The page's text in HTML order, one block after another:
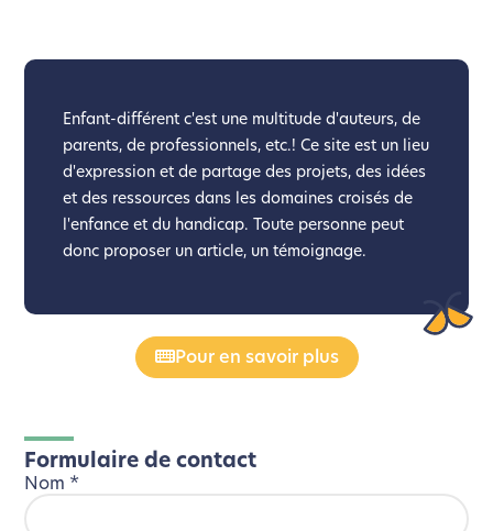
Enfant-différent c'est une multitude d'auteurs, de
parents, de professionnels, etc.! Ce site est un lieu
d'expression et de partage des projets, des idées
et des ressources dans les domaines croisés de
l'enfance et du handicap. Toute personne peut
donc proposer un article, un témoignage.
Pour en savoir plus
Formulaire de contact
Nom *